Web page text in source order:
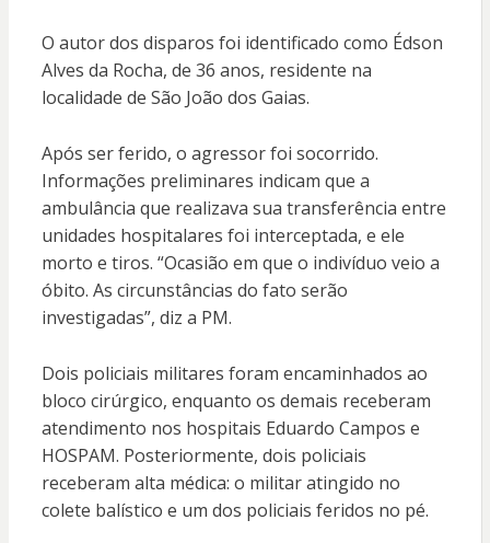
O autor dos disparos foi identificado como Édson
Alves da Rocha, de 36 anos, residente na
localidade de São João dos Gaias.
Após ser ferido, o agressor foi socorrido.
Informações preliminares indicam que a
ambulância que realizava sua transferência entre
unidades hospitalares foi interceptada, e ele
morto e tiros. “Ocasião em que o indivíduo veio a
óbito. As circunstâncias do fato serão
investigadas”, diz a PM.
Dois policiais militares foram encaminhados ao
bloco cirúrgico, enquanto os demais receberam
atendimento nos hospitais Eduardo Campos e
HOSPAM. Posteriormente, dois policiais
receberam alta médica: o militar atingido no
colete balístico e um dos policiais feridos no pé.